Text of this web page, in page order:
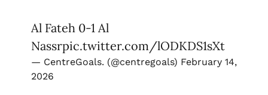
Al Fateh 0-1 Al
Nassrpic.twitter.com/lODKDS1sXt
— CentreGoals. (@centregoals) February 14,
2026